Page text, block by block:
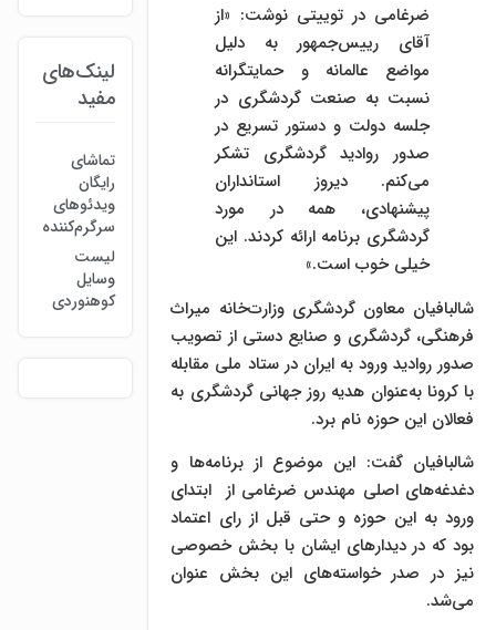
ضرغامی در توییتی نوشت: «از
آقای رییس‌جمهور به دلیل
مواضع عالمانه و حمایتگرانه
نسبت به صنعت گردشگری در
جلسه دولت و دستور تسریع در
صدور روادید گردشگری تشکر
می‌کنم. دیروز استانداران
پیشنهادی، همه در مورد
گردشگری برنامه ارائه کردند. این
خیلی خوب است.»
شالبافیان معاون گردشگری وزارت‌خانه میراث
فرهنگی، گردشگری و صنایع دستی از تصویب
صدور روادید ورود به ایران در ستاد ملی مقابله
با کرونا به‌عنوان هدیه روز جهانی گردشگری به
فعالان این حوزه نام برد.
شالبافیان گفت: این موضوع از برنامه‌ها و
دغدغه‌های اصلی مهندس ضرغامی از ابتدای
ورود به این حوزه و حتی قبل از رای اعتماد
بود که در دیدارهای ایشان با بخش خصوصی
نیز در صدر خواسته‌های این بخش عنوان
می‌شد.
لینک‌های
مفید
تماشای
رایگان
ویدئوهای
سرگرم‌کننده
لیست
وسایل
کوهنوردی